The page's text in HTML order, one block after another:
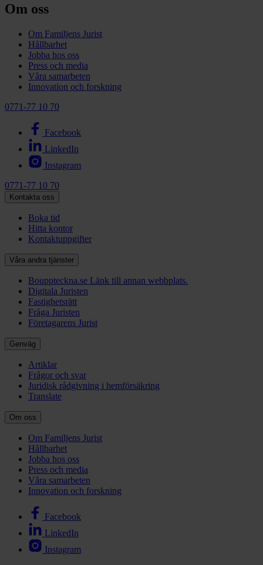
Om oss
Om Familjens Jurist
Hållbarhet
Jobba hos oss
Press och media
Våra samarbeten
Innovation och forskning
0771-77 10 70
Facebook
LinkedIn
Instagram
0771-77 10 70
Kontakta oss
Boka tid
Hitta kontor
Kontaktuppgifter
Våra andra tjänster
Bouppteckna.se Länk till annan webbplats.
Digitala Juristen
Fastighetsrätt
Fråga Juristen
Företagarens Jurist
Genväg
Artiklar
Frågor och svar
Juridisk rådgivning i hemförsäkring
Translate
Om oss
Om Familjens Jurist
Hållbarhet
Jobba hos oss
Press och media
Våra samarbeten
Innovation och forskning
Facebook
LinkedIn
Instagram